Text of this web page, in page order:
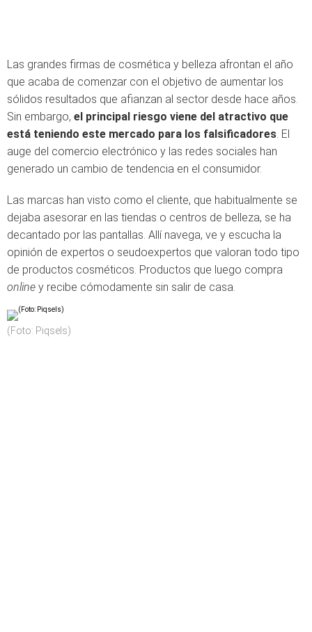
Las grandes firmas de cosmética y belleza afrontan el año
que acaba de comenzar con el objetivo de aumentar los
sólidos resultados que afianzan al sector desde hace años.
Sin embargo, el principal riesgo viene del atractivo que
está teniendo este mercado para los falsificadores. El
auge del comercio electrónico y las redes sociales han
generado un cambio de tendencia en el consumidor.
Las marcas han visto como el cliente, que habitualmente se
dejaba asesorar en las tiendas o centros de belleza, se ha
decantado por las pantallas. Allí navega, ve y escucha la
opinión de expertos o seudoexpertos que valoran todo tipo
de productos cosméticos. Productos que luego compra
online y recibe cómodamente sin salir de casa.
(Foto: Piqsels)